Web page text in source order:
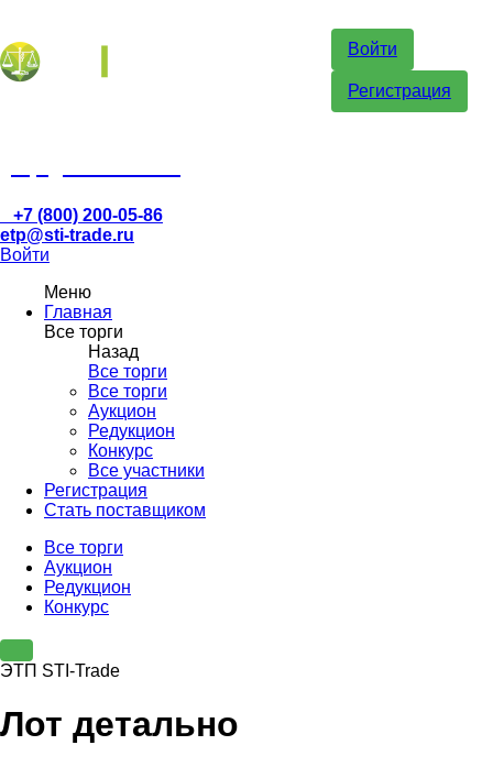
Войти
Регистрация
+7 (800) 200-05-86
etp@sti-trade.ru
Войти
Меню
Главная
Все торги
Назад
Все торги
Все торги
Аукцион
Редукцион
Конкурс
Все участники
Регистрация
Стать поставщиком
Все торги
Аукцион
Редукцион
Конкурс
ЭТП STI-Trade
Лот детально